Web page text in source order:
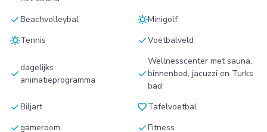
checkBeachvolleybal sunnyMinigolf
sunnyTennis checkVoetbalveld
checkdagelijks
animatieprogramma
check
Wellnesscenter met sauna,
binnenbad, jacuzzi en Turks
bad
checkBiljart favoriteTafelvoetbal
checkgameroom checkFitness